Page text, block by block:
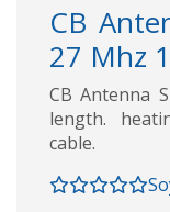
CB
27 Mhz 1
CB Antenna
length.
cable.